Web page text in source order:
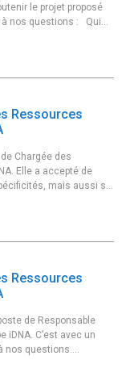
le projet proposé
à nos questions : Qui
Ressources
Chargée des
Elle a accepté de
mais aussi sa
suis chargée des
Ressources
de Responsable
iDNA. C’est avec un
nos questions.
? Je m’appelle